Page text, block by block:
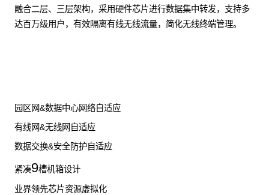
融合二层、三层架构，采用硬件芯片进行数据集中转发，支持多
达百万级用户，有效隔离有线无线流量，简化无线终端管理。
园区网&数据中心网络自适应
有线网&无线网自适应
数据交换&安全防护自适应
紧凑9槽机箱设计
业界领先芯片资源虚拟化